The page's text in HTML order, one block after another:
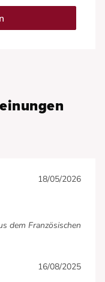
18/05/2026
dem Französischen
16/08/2025